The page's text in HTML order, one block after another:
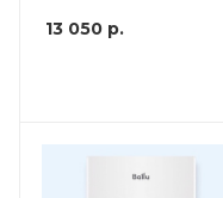
13 050 р.